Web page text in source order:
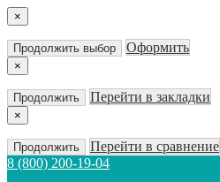
×
Продолжить выбор Оформить
×
Продолжить Перейти в закладки
×
Продолжить
Перейти в сравнение
8 (800) 200-19-04